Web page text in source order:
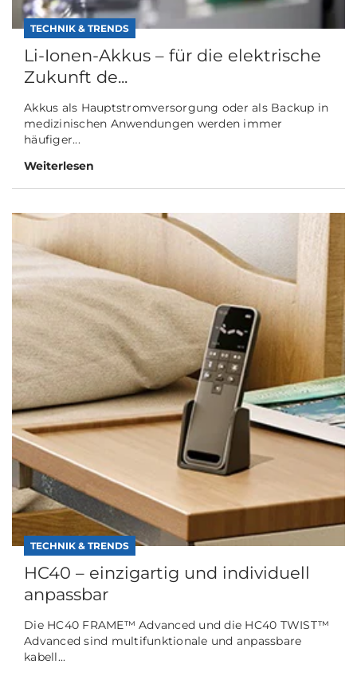
TECHNIK & TRENDS
Li-Ionen-Akkus – für die elektrische
Zukunft de...
Akkus als Hauptstromversorgung oder als Backup in
medizinischen Anwendungen werden immer
häufiger...
Weiterlesen
TECHNIK & TRENDS
HC40 – einzigartig und individuell
anpassbar
Die HC40 FRAME™ Advanced und die HC40 TWIST™
Advanced sind multifunktionale und anpassbare
kabell...